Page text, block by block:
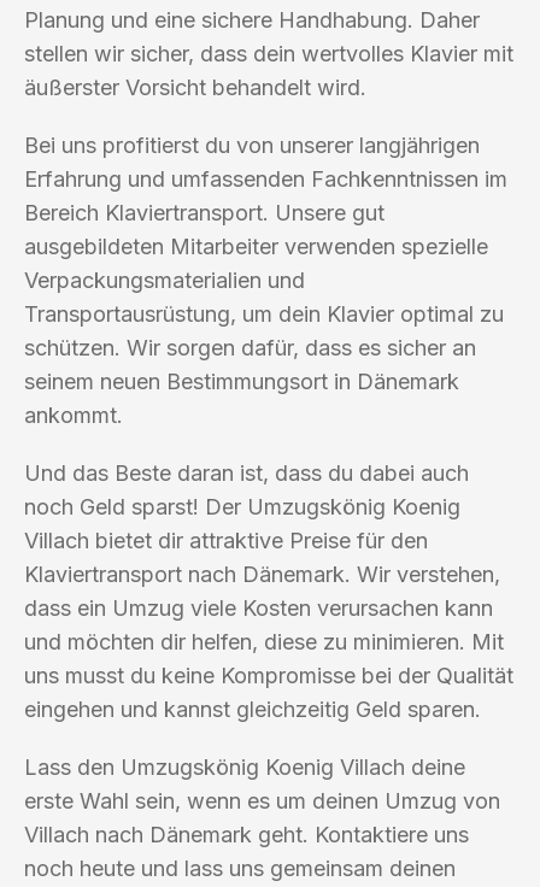
Planung und eine sichere Handhabung. Daher
stellen wir sicher, dass dein wertvolles Klavier mit
äußerster Vorsicht behandelt wird.
Bei uns profitierst du von unserer langjährigen
Erfahrung und umfassenden Fachkenntnissen im
Bereich Klaviertransport. Unsere gut
ausgebildeten Mitarbeiter verwenden spezielle
Verpackungsmaterialien und
Transportausrüstung, um dein Klavier optimal zu
schützen. Wir sorgen dafür, dass es sicher an
seinem neuen Bestimmungsort in Dänemark
ankommt.
Und das Beste daran ist, dass du dabei auch
noch Geld sparst! Der Umzugskönig Koenig
Villach bietet dir attraktive Preise für den
Klaviertransport nach Dänemark. Wir verstehen,
dass ein Umzug viele Kosten verursachen kann
und möchten dir helfen, diese zu minimieren. Mit
uns musst du keine Kompromisse bei der Qualität
eingehen und kannst gleichzeitig Geld sparen.
Lass den Umzugskönig Koenig Villach deine
erste Wahl sein, wenn es um deinen Umzug von
Villach nach Dänemark geht. Kontaktiere uns
noch heute und lass uns gemeinsam deinen